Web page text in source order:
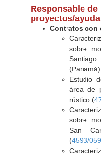
Responsable
proyectos/
Contratos con
sobre
Estudio
área de
rústico (
sobre
San
(4593/